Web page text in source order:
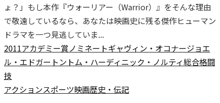
ょ？」もし本作『ウォーリアー（Warrior）』をそんな理由
で敬遠しているなら、あなたは映画史に残る傑作ヒューマン
ドラマを一つ見逃していま...
2011アカデミー賞ノミネートギャヴィン・オコナージョエ
ル・エドガートン トム・ハーディニック・ノルティ総合格闘
技
アクションスポーツ映画歴史・伝記